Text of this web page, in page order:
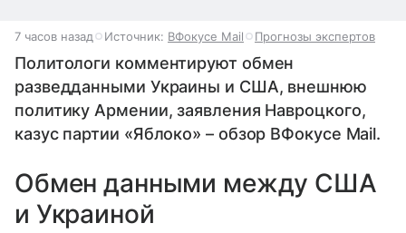
7 часов назад Источник: ВФокусе Mail Прогнозы экспертов
Политологи комментируют обмен
разведданными Украины и США, внешнюю
политику Армении, заявления Навроцкого,
казус партии «Яблоко» – обзор ВФокусе Mail.
Обмен данными между США
и Украиной